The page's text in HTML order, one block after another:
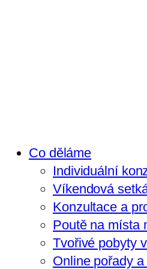
Co děláme
Individuální
Víkendová
Konzultace a
Poutě na místa
Tvořivé pobyty
Online pořady